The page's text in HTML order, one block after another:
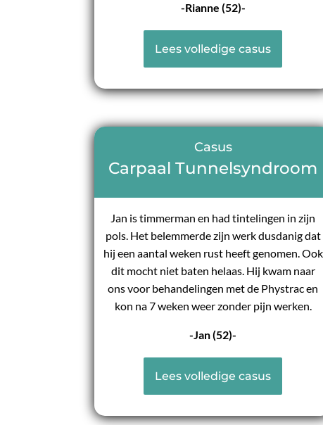
-Rianne (52)-
Lees volledige casus
Casus
Carpaal Tunnelsyndroom
Jan is timmerman en had tintelingen in zijn
pols. Het belemmerde zijn werk dusdanig dat
hij een aantal weken rust heeft genomen. Ook
dit mocht niet baten helaas. Hij kwam naar
ons voor behandelingen met de Phystrac en
kon na 7 weken weer zonder pijn werken.
-Jan (52)-
Lees volledige casus